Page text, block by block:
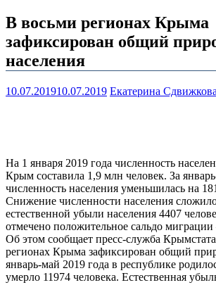
В восьми регионах Крыма
зафиксирован общий
населения
10.07.201910.07.2019 Екатерина Сдвижкова
На 1 января 2019 года численность
Крым составила 1,9 млн человек. За
численность населения уменьшилась на
Снижение численности населения
естественной убыли населения 4407
отмечено положительное сальдо
Об этом сообщает пресс-служба
регионах Крыма зафиксирован общий
январь-май 2019 года в республике
умерло 11974 человека. Естественная